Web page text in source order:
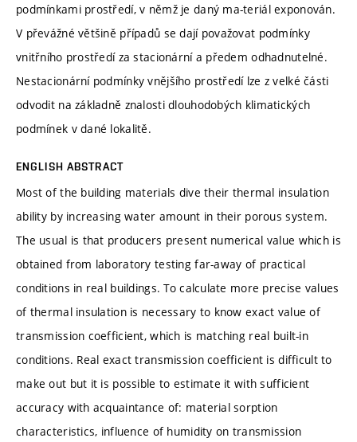
podmínkami prostředí, v němž je daný ma-teriál exponován.
V převážné většině případů se dají považovat podmínky
vnitřního prostředí za stacionární a předem odhadnutelné.
Nestacionární podmínky vnějšího prostředí lze z velké části
odvodit na základně znalosti dlouhodobých klimatických
podmínek v dané lokalitě.
ENGLISH ABSTRACT
Most of the building materials dive their thermal insulation
ability by increasing water amount in their porous system.
The usual is that producers present numerical value which is
obtained from laboratory testing far-away of practical
conditions in real buildings. To calculate more precise values
of thermal insulation is necessary to know exact value of
transmission coefficient, which is matching real built-in
conditions. Real exact transmission coefficient is difficult to
make out but it is possible to estimate it with sufficient
accuracy with acquaintance of: material sorption
characteristics, influence of humidity on transmission